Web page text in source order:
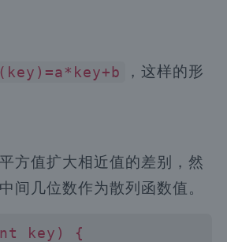
，这样的形
方值扩大相近值的差别，然
间几位数作为散列函数值。
key )
{